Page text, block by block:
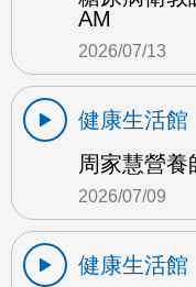
AM
2026/07/13
健康生活館
周家慧營養
2026/07/09
健康生活館